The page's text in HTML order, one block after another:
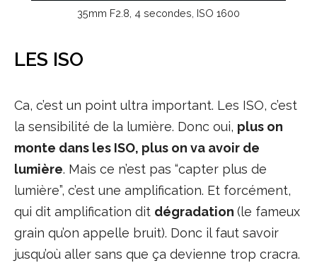
35mm F2.8, 4 secondes, ISO 1600
LES ISO
Ca, c’est un point ultra important. Les ISO, c’est
la sensibilité de la lumière. Donc oui, plus on
monte dans les ISO, plus on va avoir de
lumière. Mais ce n’est pas “capter plus de
lumière”, c’est une amplification. Et forcément,
qui dit amplification dit dégradation (le fameux
grain qu’on appelle bruit). Donc il faut savoir
jusqu’où aller sans que ça devienne trop cracra.